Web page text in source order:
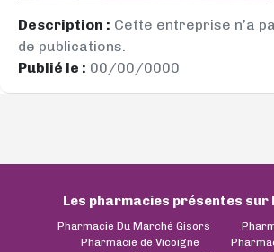
Description : Cette entreprise n’a
de publications.
Publié le : 00/00/0000
Les pharmacies présentes sur
Pharmacie Du Marché Gisors
Pharmacie de Vicoigne